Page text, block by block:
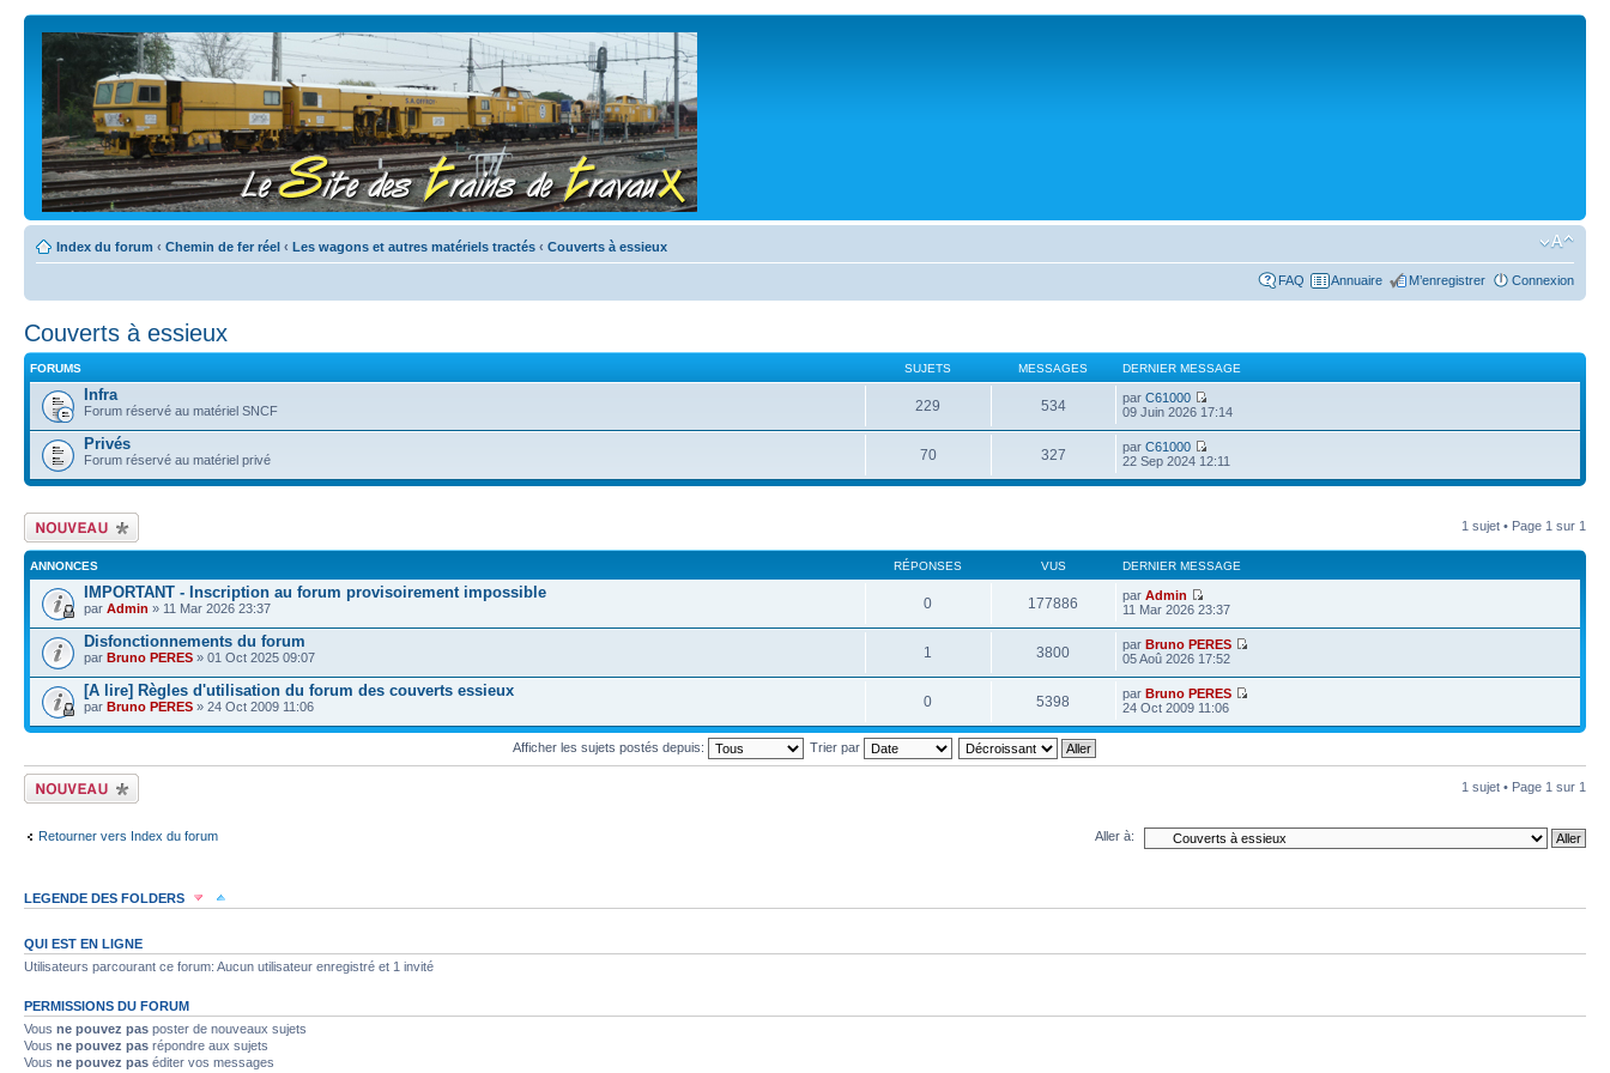
Index du forum ‹ Chemin de fer réel ‹ Les wagons et autres matériels tractés ‹ Couverts à essieux
FAQ Annuaire M’enregistrer Connexion
Couverts à essieux
FORUMS SUJETS MESSAGES DERNIER MESSAGE
Infra
Forum réservé au matériel SNCF 229 534 parC61000
09 Juin 2026 17:14
Privés
Forum réservé au matériel privé 70 327 parC61000
22 Sep 2024 12:11
Écrire un nouveau
sujet
1 sujet • Page 1 sur 1
ANNONCES RÉPONSES VUS DERNIER MESSAGE
IMPORTANT - Inscription au forum provisoirement impossible
par Admin » 11 Mar 2026 23:37 0 177886 parAdmin
11 Mar 2026 23:37
Disfonctionnements du forum
par Bruno PERES » 01 Oct 2025 09:07 1 3800 parBruno PERES
05 Aoû 2026 17:52
[A lire] Règles d'utilisation du forum des couverts essieux
par Bruno PERES » 24 Oct 2009 11:06 0 5398 parBruno PERES
24 Oct 2009 11:06
Afficher les sujets postés depuis: Trier par
Écrire un nouveau
sujet
1 sujet • Page 1 sur 1
Retourner vers Index du forum Aller à:
LEGENDE DES FOLDERS
Sujet non lu Sujet non lu dans lequel j'ai posté
QUI EST EN LIGNE
Utilisateurs parcourant ce forum: Aucun utilisateur enregistré et 1 invité
PERMISSIONS DU FORUM
Vous ne pouvez pas poster de nouveaux sujets
Vous ne pouvez pas répondre aux sujets
Vous ne pouvez pas éditer vos messages